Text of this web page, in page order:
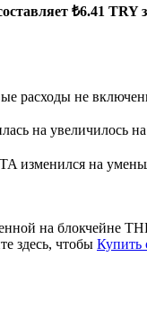
обеспечения
₺6.41 TRY
расходы не
на увеличилось
изменился на
на блокчейне
здесь, чтобы Купить